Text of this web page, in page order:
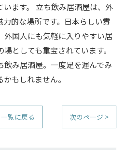
ます。 立ち飲み居酒屋は、外
的な場所です。日本らしい雰
外国人にも気軽に入りやすい居
としても重宝されています。
み居酒屋。一度足を運んでみ
もしれません。
一覧に戻る 次のページ >